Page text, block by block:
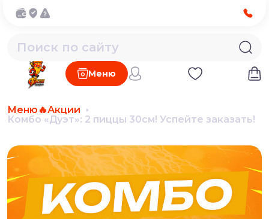
Меню
Меню 🔥Акции
Комбо «Дуэт»: 2 пиццы 30см! Успейте заказать!